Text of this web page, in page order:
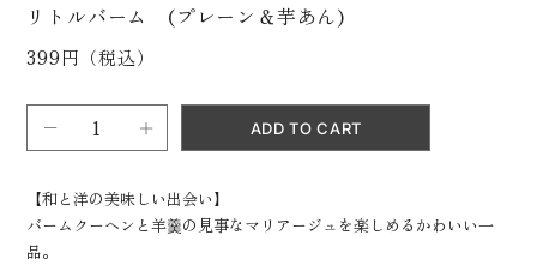
リトルバーム (プレーン＆芋あん)
399円（税込）
【和と洋の美味しい出会い】
バームクーヘンと羊羹の見事なマリアージュを楽しめるかわいい一
品。